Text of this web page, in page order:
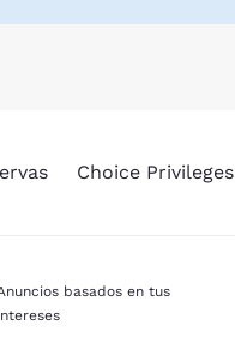
Choice Privileges
basados en tus